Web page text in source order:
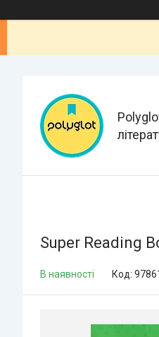
Super Reading
В наявності Код: